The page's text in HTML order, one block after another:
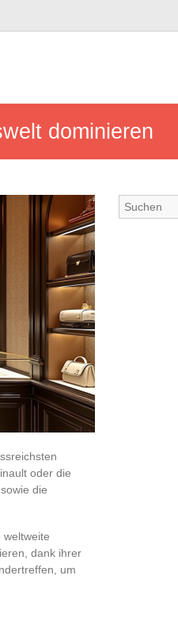
dominieren
oder die
die
weltweite
dank ihrer
um